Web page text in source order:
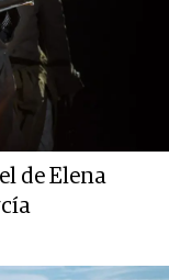
de Elena